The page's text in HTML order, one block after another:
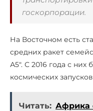
госкорпорации.
На Восточном есть
средних ракет
А5". С 2016 года с них
космических
Читать: Африка